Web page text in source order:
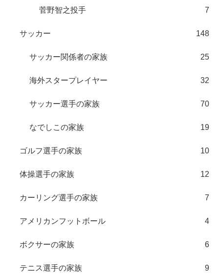
菅野智之投手 7
サッカー 148
サッカー関係者の家族 25
海外スタープレイヤー 32
サッカー選手の家族 70
なでしこの家族 19
ゴルフ選手の家族 10
体操選手の家族 12
カーリング選手の家族 7
アメリカンフットボール 4
ボクサーの家族 6
テニス選手の家族 9